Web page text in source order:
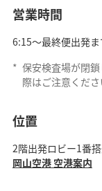
営業時間
6:15～最終便出発ま
* 保安検査場が閉
際はご注意くださ
位置
2階出発ロビー1番
岡山空港 空港案内